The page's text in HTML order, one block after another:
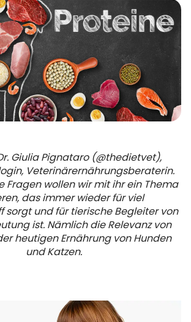
Giulia Pignataro (@thedietvet),
Veterinärernährungsberaterin.
Fragen wollen wir mit ihr ein Thema
das immer wieder für viel
sorgt und für tierische Begleiter von
ist. Nämlich die Relevanz von
heutigen Ernährung von Hunden
und Katzen.